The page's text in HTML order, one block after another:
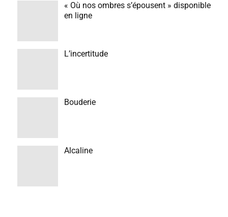
« Où nos ombres s’épousent » disponible
en ligne
L’incertitude
Bouderie
Alcaline